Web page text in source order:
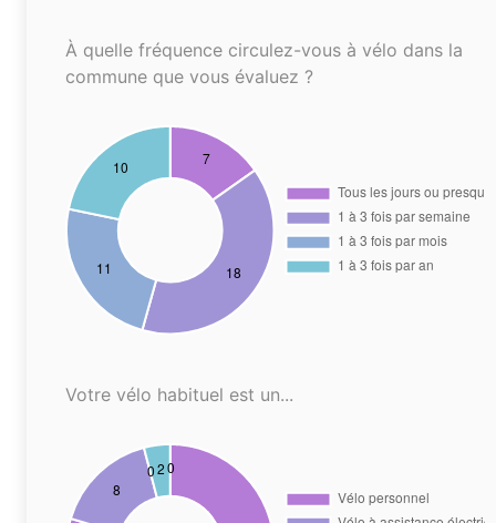
À quelle fréquence circulez-vous à vélo dans la
commune que vous évaluez ?
Votre vélo habituel est un...